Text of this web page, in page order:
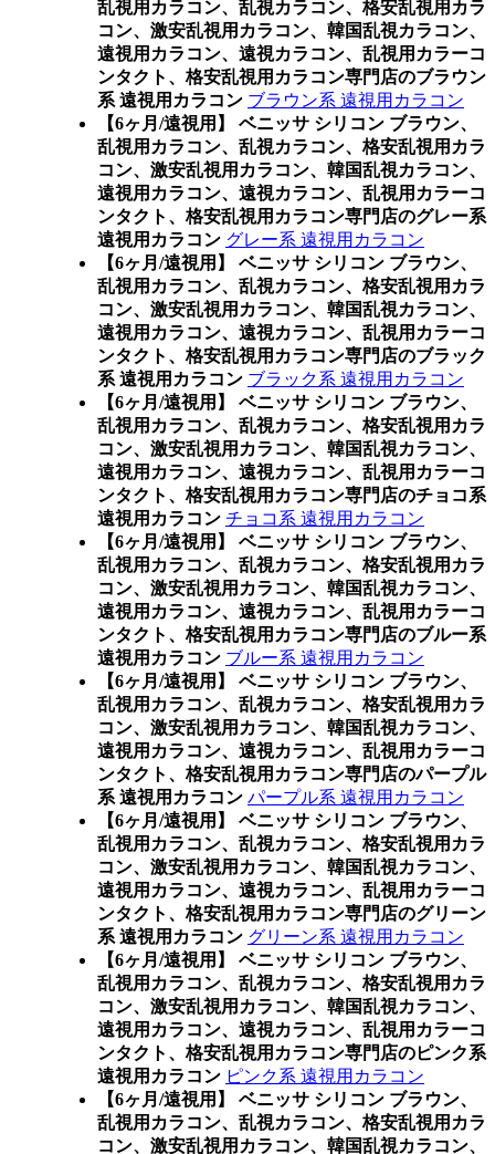
乱視用カラコン、乱視カラコン、格安乱視用カラ
コン、激安乱視用カラコン、韓国乱視カラコン、
遠視用カラコン、遠視カラコン、乱視用カラーコ
ンタクト、格安乱視用カラコン専門店のブラウン
系 遠視用カラコン ブラウン系 遠視用カラコン
【6ヶ月/遠視用】 ベニッサ シリコン ブラウン、
乱視用カラコン、乱視カラコン、格安乱視用カラ
コン、激安乱視用カラコン、韓国乱視カラコン、
遠視用カラコン、遠視カラコン、乱視用カラーコ
ンタクト、格安乱視用カラコン専門店のグレー系
遠視用カラコン グレー系 遠視用カラコン
【6ヶ月/遠視用】 ベニッサ シリコン ブラウン、
乱視用カラコン、乱視カラコン、格安乱視用カラ
コン、激安乱視用カラコン、韓国乱視カラコン、
遠視用カラコン、遠視カラコン、乱視用カラーコ
ンタクト、格安乱視用カラコン専門店のブラック
系 遠視用カラコン ブラック系 遠視用カラコン
【6ヶ月/遠視用】 ベニッサ シリコン ブラウン、
乱視用カラコン、乱視カラコン、格安乱視用カラ
コン、激安乱視用カラコン、韓国乱視カラコン、
遠視用カラコン、遠視カラコン、乱視用カラーコ
ンタクト、格安乱視用カラコン専門店のチョコ系
遠視用カラコン チョコ系 遠視用カラコン
【6ヶ月/遠視用】 ベニッサ シリコン ブラウン、
乱視用カラコン、乱視カラコン、格安乱視用カラ
コン、激安乱視用カラコン、韓国乱視カラコン、
遠視用カラコン、遠視カラコン、乱視用カラーコ
ンタクト、格安乱視用カラコン専門店のブルー系
遠視用カラコン ブルー系 遠視用カラコン
【6ヶ月/遠視用】 ベニッサ シリコン ブラウン、
乱視用カラコン、乱視カラコン、格安乱視用カラ
コン、激安乱視用カラコン、韓国乱視カラコン、
遠視用カラコン、遠視カラコン、乱視用カラーコ
ンタクト、格安乱視用カラコン専門店のパープル
系 遠視用カラコン パープル系 遠視用カラコン
【6ヶ月/遠視用】 ベニッサ シリコン ブラウン、
乱視用カラコン、乱視カラコン、格安乱視用カラ
コン、激安乱視用カラコン、韓国乱視カラコン、
遠視用カラコン、遠視カラコン、乱視用カラーコ
ンタクト、格安乱視用カラコン専門店のグリーン
系 遠視用カラコン グリーン系 遠視用カラコン
【6ヶ月/遠視用】 ベニッサ シリコン ブラウン、
乱視用カラコン、乱視カラコン、格安乱視用カラ
コン、激安乱視用カラコン、韓国乱視カラコン、
遠視用カラコン、遠視カラコン、乱視用カラーコ
ンタクト、格安乱視用カラコン専門店のピンク系
遠視用カラコン ピンク系 遠視用カラコン
【6ヶ月/遠視用】 ベニッサ シリコン ブラウン、
乱視用カラコン、乱視カラコン、格安乱視用カラ
コン、激安乱視用カラコン、韓国乱視カラコン、